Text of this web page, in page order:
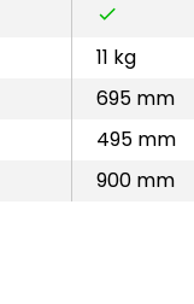
11 kg
695 mm
495 mm
900 mm